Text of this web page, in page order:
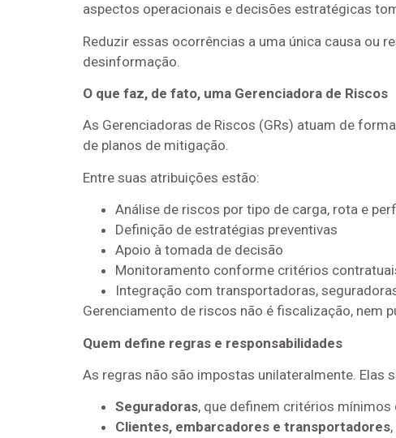
aspectos operacionais e decisões estratégicas
Reduzir essas ocorrências a uma única causa ou
desinformação.
O que faz, de fato, uma Gerenciadora de Riscos
As Gerenciadoras de Riscos (GRs) atuam de forma
de planos de mitigação.
Entre suas atribuições estão:
Análise de riscos por tipo de carga, rota e
Definição de estratégias preventivas
Apoio à tomada de decisão
Monitoramento conforme critérios
Integração com transportadoras,
Gerenciamento de riscos não é fiscalização, nem
Quem define regras e responsabilidades
As regras não são impostas unilateralmente. Elas
Seguradoras, que definem critérios
Clientes, embarcadores e transportadores